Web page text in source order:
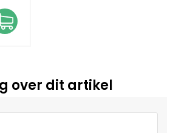
over dit artikel